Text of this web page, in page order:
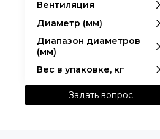
Вентиляция
Диаметр (мм)
Диапазон диаметров
(мм)
Вес в упаковке, кг
Задать вопрос